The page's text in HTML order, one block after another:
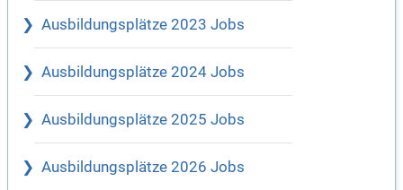
Ausbildungsplätze 2023 Jobs
Ausbildungsplätze 2024 Jobs
Ausbildungsplätze 2025 Jobs
Ausbildungsplätze 2026 Jobs